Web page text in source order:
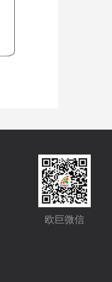
欧巨微信